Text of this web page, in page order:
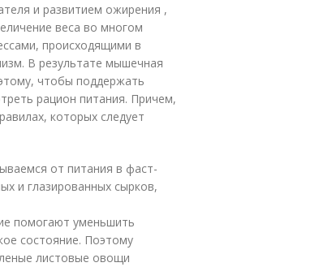
и развитием ожирения ,
веса во многом
происходящими в
В результате мышечная
чтобы поддержать
рацион питания. Причем,
которых следует
от питания в фаст-
и глазированных сырков,
помогают уменьшить
состояние. Поэтому
листовые овощи